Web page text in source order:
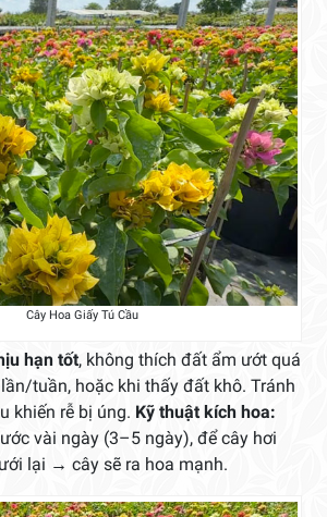
Cây Hoa Giấy Tú Cầu
hạn tốt, không thích đất ẩm ướt quá
tuần, hoặc khi thấy đất khô. Tránh
khiến rễ bị úng. Kỹ thuật kích hoa:
vài ngày (3–5 ngày), để cây hơi
lại → cây sẽ ra hoa mạnh.